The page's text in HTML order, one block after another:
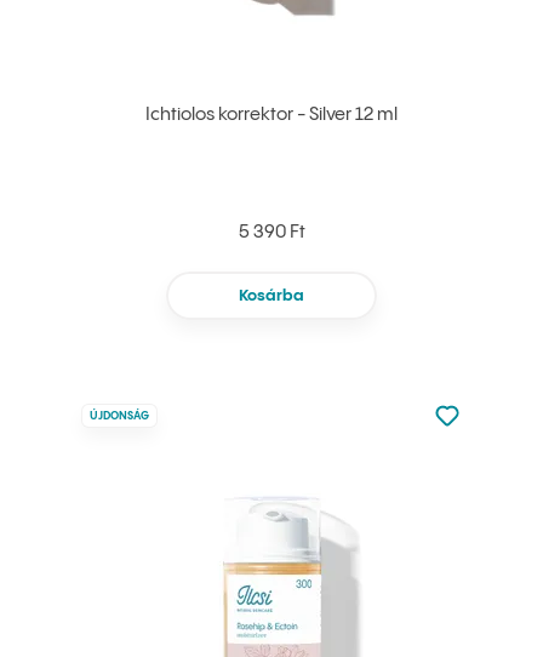
Ichtiolos korrektor - Silver 12 ml
5 390 Ft
Kosárba
ÚJDONSÁG
Nincsen
Hozzáadás